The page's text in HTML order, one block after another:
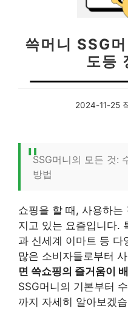
쓱머니 SSG
도등
2024-11-25
SSG머니의 모든 것:
방법
쇼핑을 할 때, 사용하는
지고 있는 요즘입니다.
과 신세계 이마트 등 다
많은 소비자들로부터
면 쓱쇼핑의 즐거움이
SSG머니의 기본부터
까지 자세히 알아보겠